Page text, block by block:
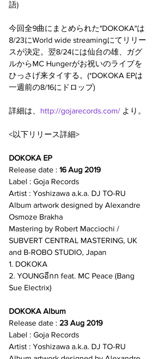
語)
今回全9曲にまとめられた"DOKOKA"は
8/23にWorld wide streamingにてリリー
スが決定。翌8/24には仙台の雄、ガグ
ルからMC Hungerがお祝いのライブを
ひっさげ来タイする。(*DOKOKA EPは
一週前の8/16にドロップ)
詳細は、 http://gojarecords.com/ より。
<以下リリース詳細>
DOKOKA EP
Release date : 16 Aug 2019
Label : Goja Records
Artist : Yoshizawa a.k.a. DJ TO-RU
Album artwork designed by Alexandre
Osmoze Brakha
Mastering by Robert Macciochi /
SUBVERT CENTRAL MASTERING, UK
and B-ROBO STUDIO, Japan
1. DOKOKA
2. YOUNGอีกก feat. MC Peace (Bang
Sue Electrix)
DOKOKA Album
Release date : 23 Aug 2019
Label : Goja Records
Artist : Yoshizawa a.k.a. DJ TO-RU